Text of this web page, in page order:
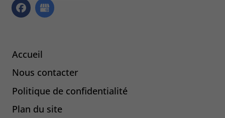
Accueil
Nous contacter
Politique de confidentialité
Plan du site